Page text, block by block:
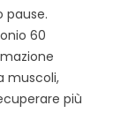
pause.
60
muscoli,
più